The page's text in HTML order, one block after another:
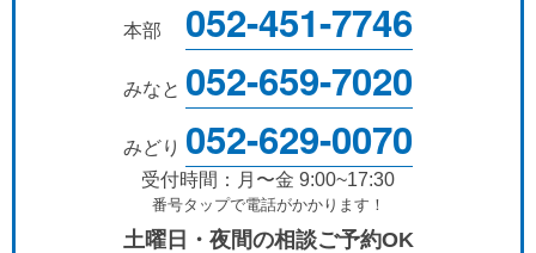
本部 052-451-7746
みなと 052-659-7020
みどり 052-629-0070
受付時間：月〜金 9:00~17:30
番号タップで電話がかかります！
土曜日・夜間の相談ご予約OK